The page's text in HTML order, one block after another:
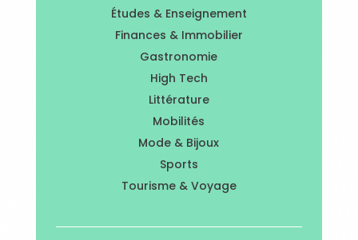
Études & Enseignement
Finances & Immobilier
Gastronomie
High Tech
Littérature
Mobilités
Mode & Bijoux
Sports
Tourisme & Voyage